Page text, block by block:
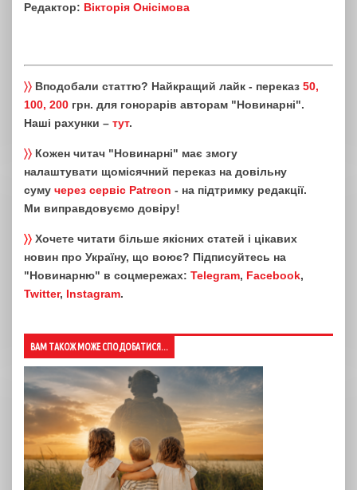
Редактор: Вікторія Онісімова
〉〉 Вподобали статтю? Найкращий лайк - переказ 50,
100, 200 грн. для гонорарів авторам "Новинарні".
Наші рахунки – тут.
〉〉 Кожен читач "Новинарні" має змогу
налаштувати щомісячний переказ на довільну
суму через сервіс Patreon - на підтримку редакції.
Ми виправдовуємо довіру!
〉〉 Хочете читати більше якісних статей і цікавих
новин про Україну, що воює? Підписуйтесь на
"Новинарню" в соцмережах: Telegram, Facebook,
Twitter, Instagram.
ВАМ ТАКОЖ МОЖЕ СПОДОБАТИСЯ...